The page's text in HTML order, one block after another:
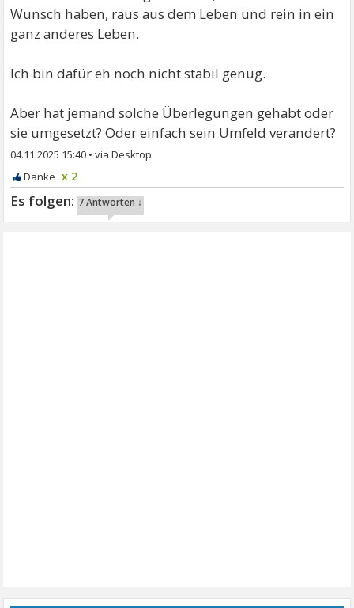
Wunsch haben, raus aus dem Leben und rein in ein
ganz anderes Leben.
Ich bin dafür eh noch nicht stabil genug.
Aber hat jemand solche Überlegungen gehabt oder
sie umgesetzt? Oder einfach sein Umfeld verandert?
04.11.2025 15:40 •
x 2
7 Antworten ↓